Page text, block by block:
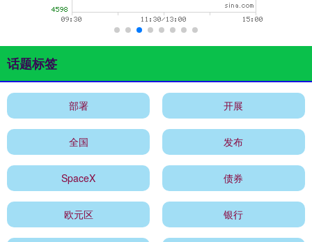
话题标签
部署 开展
全国 发布
SpaceX 债券
欧元区 银行